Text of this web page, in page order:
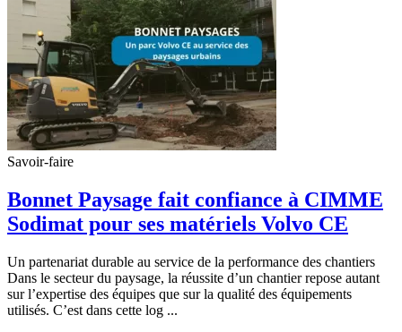
Savoir-faire
Bonnet Paysage fait confiance à CIMME
Sodimat pour ses matériels Volvo CE
Un partenariat durable au service de la performance des chantiers
Dans le secteur du paysage, la réussite d’un chantier repose autant
sur l’expertise des équipes que sur la qualité des équipements
utilisés. C’est dans cette log ...